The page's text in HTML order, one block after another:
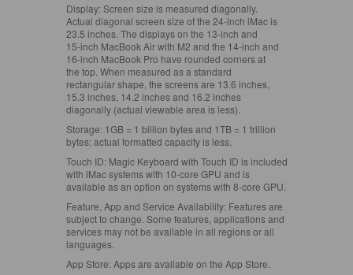
Display:Screen size is measured diagonally.
Actual diagonal screen size of the 24‑inch iMac is
23.5 inches. The displays on the 13‑inch and
15‑inch MacBook Air with M2 and the 14‑inch and
16‑inch MacBook Pro have rounded corners at
the top. When measured as a standard
rectangular shape, the screens are 13.6 inches,
15.3 inches, 14.2 inches and 16.2 inches
diagonally (actual viewable area is less).
Storage:1GB = 1 billion bytes and 1TB = 1 trillion
bytes; actual formatted capacity is less.
Touch ID:Magic Keyboard with Touch ID is included
with iMac systems with 10‑core GPU and is
available as an option on systems with 8‑core GPU.
Feature, App and Service Availability:Features are
subject to change. Some features, applications and
services may not be available in all regions or all
languages.
App Store:Apps are available on the App Store.